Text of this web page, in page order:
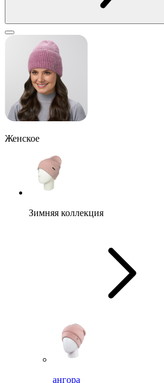
Женское
Зимняя коллекция
ангора